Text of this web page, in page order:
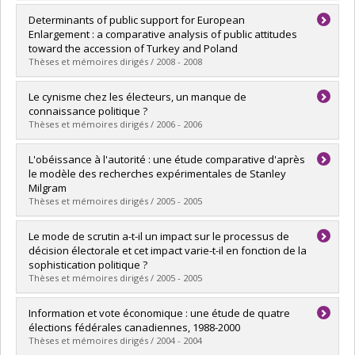
Graduate :Draguieva, Petia Guenkova
Cycle :Master's
Grade :M. Sc.
Lien vers le document dans Papyrus
Determinants of public support for European
Enlargement : a comparative analysis of public attitudes
toward the accession of Turkey and Poland
Thèses et mémoires dirigés / 2008 - 2008
Graduate :Ilter, Ilker
Cycle :Master's
Grade :M. Sc.
Lien vers le document dans Papyrus
Le cynisme chez les électeurs, un manque de
connaissance politique ?
Thèses et mémoires dirigés / 2006 - 2006
Graduate :Audet, Olivier
Cycle :Master's
Grade :
Lien vers le document dans Papyrus
L'obéissance à l'autorité : une étude comparative d'après
le modèle des recherches expérimentales de Stanley
Milgram
Thèses et mémoires dirigés / 2005 - 2005
Graduate : Barrette, Pascal
Cycle :Master's
Grade :M. Sc.
Lien vers le document dans Papyrus
Le mode de scrutin a-t-il un impact sur le processus de
décision électorale et cet impact varie-t-il en fonction de la
sophistication politique ?
Thèses et mémoires dirigés / 2005 - 2005
Graduate : McDougall, Simon
Cycle :Master's
Grade :M. Sc.
Information et vote économique : une étude de quatre
élections fédérales canadiennes, 1988-2000
Thèses et mémoires dirigés / 2004 - 2004